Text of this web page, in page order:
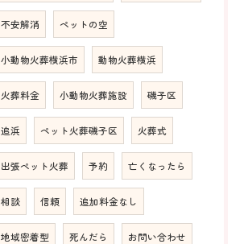
不安解消 ペットの空
小動物火葬横浜市 動物火葬横浜
火葬料金 小動物火葬施設 磯子区
追浜 ペット火葬磯子区 火葬式
出張ペット火葬 予約 亡くなったら
相談 信頼 追加料金なし
地域密着型 死んだら お問い合わせ